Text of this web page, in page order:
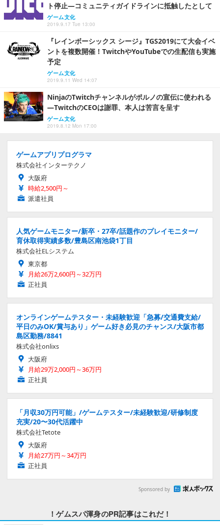
ト停止―コミュニティガイドラインに抵触したとして
ゲーム文化
2019.9.17 Tue 13:00
『レインボーシックス シージ』TGS2019にて大会イベ
ントを複数開催！TwitchやYouTubeでの生配信も実施
予定
ゲーム文化
2019.9.11 Wed 14:07
NinjaのTwitchチャンネルがポルノの宣伝に使われる
―TwitchのCEOは謝罪、本人は苦言を呈す
ゲーム文化
2019.8.12 Mon 17:00
ゲームアプリプログラマ
株式会社インターテクノ
大阪府
時給2,500円～
派遣社員
人気ゲームモニター/新卒・27卒/話題作のプレイモニター/
育休取得実績多数/豊島区南池袋1丁目
株式会社ELシステム
東京都
月給26万2,600円～32万円
正社員
オンラインゲームテスター・未経験歓迎「急募/交通費支給/
平日のみOK/賞与あり」ゲーム好き必見のチャンス/大阪市都
島区勤務/8841
株式会社onlixs
大阪府
月給29万2,000円～36万円
正社員
「月収30万円可能」/ゲームテスター/未経験歓迎/研修制度
充実/20〜30代活躍中
株式会社Tetote
大阪府
月給27万円～34万円
正社員
Sponsored by
！ゲムスパ渾身のPR記事はこれだ！